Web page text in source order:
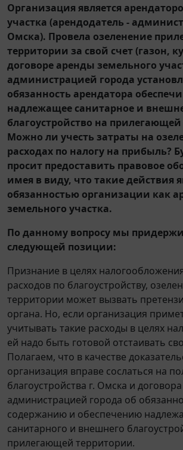
Организация является
участка (арендодатель -
Омска). Провела озеленение
территории за свой счет (газон,
договоре аренды земельного
администрацией города
обязанность арендатора
надлежащее санитарное и
благоустройство на
Можно ли учесть затраты на
расходах по налогу на прибыль?
просит предоставить правовое
имея в виду, что такие действия
обязанностью организации как
земельного участка.
По данному вопросу мы
следующей позиции:
Признание в целях
расходов по благоустройству,
территории может вызвать
органа. Но, если организация
учитывать такие расходы в целях
ей надо быть готовой отстаивать
Полагаем, что в качестве
организация вправе сослаться на
благоустройства г. Омска и
администрацией города об
содержанию и обеспечению
санитарного и внешнего
прилегающей территории.